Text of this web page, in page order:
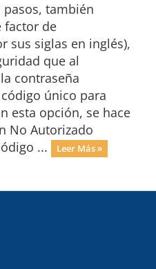
también
factor de
sus siglas en inglés),
que al
contraseña
único para
esta opción, se hace
No Autorizado
...
Leer Más »